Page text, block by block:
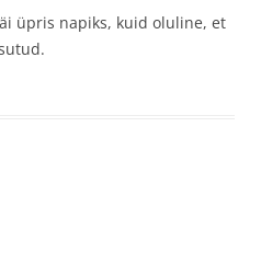
üpris napiks, kuid oluline, et